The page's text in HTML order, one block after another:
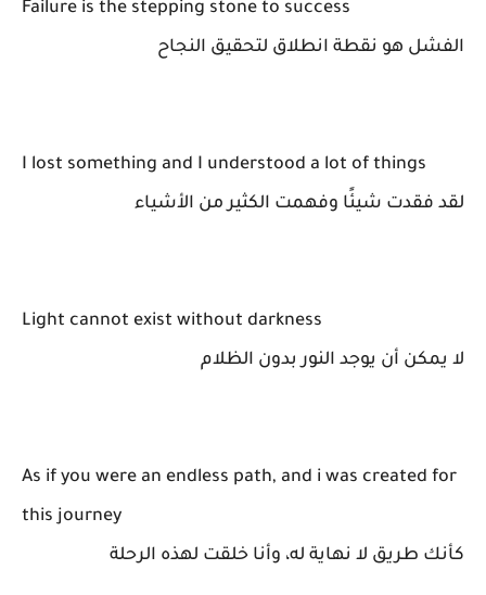
Failure is the stepping stone to success
الفشل هو نقطة انطلاق لتحقيق النجاح
I lost something and I understood a lot of things
لقد فقدت شيئًا وفهمت الكثير من الأشياء
Light cannot exist without darkness
لا يمكن أن يوجد النور بدون الظلام
As if you were an endless path, and i was created for
this journey
كأنك طريق لا نهاية له، وأنا خلقت لهذه الرحلة